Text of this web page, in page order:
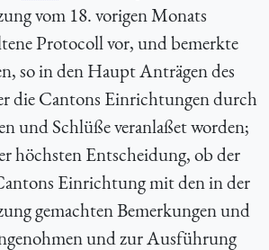
vom 18. vorigen Monats
Protocoll vor, und bemerkte
so in den Haupt Anträgen des
die Cantons Einrichtungen durch
und Schlüße veranlaßet worden;
höchsten Entscheidung, ob der
Einrichtung mit den in der
gemachten Bemerkungen und
und zur Ausführung